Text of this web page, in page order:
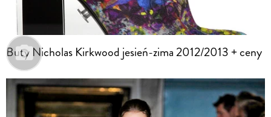
Buty Nicholas Kirkwood jesień-zima 2012/2013 + ceny